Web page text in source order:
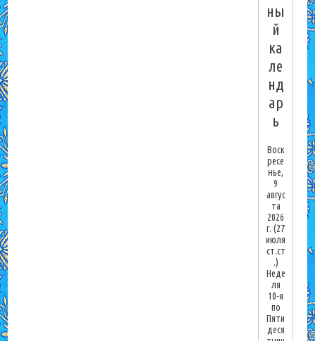
ны
й
ка
ле
нд
ар
ь
Воск
ресе
нье,
9
авгус
та
2026
г.(27
июля
ст.ст
.)
Неде
ля
10-я
по
Пяти
деся